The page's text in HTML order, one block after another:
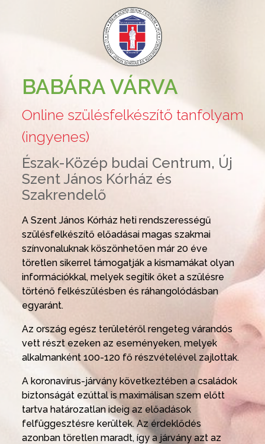
BABÁRA VÁRVA
Online szülésfelkészítő tanfolyam
(ingyenes)
Észak-Közép budai Centrum, Új
Szent János Kórház és
Szakrendelő
A Szent János Kórház heti rendszerességű
szülésfelkészítő előadásai magas szakmai
színvonaluknak köszönhetően már 20 éve
töretlen sikerrel támogatják a kismamákat olyan
információkkal, melyek segítik őket a szülésre
történő felkészülésben és ráhangolódásban
egyaránt.
Az ország egész területéről rengeteg várandós
vett részt ezeken az eseményeken, melyek
alkalmanként 100-120 fő részvételével zajlottak.
A koronavírus-járvány következtében a családok
biztonságát ezúttal is maximálisan szem előtt
tartva határozatlan ideig az előadások
felfüggesztésre kerültek. Az érdeklődés
azonban töretlen maradt, így a járvány azt az